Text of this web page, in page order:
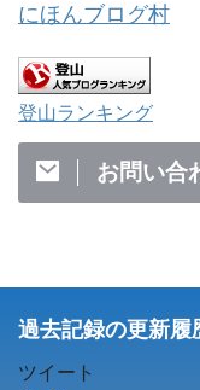
にほんブログ村
登山ランキング
お問い合
過去記録の更新
ツイート